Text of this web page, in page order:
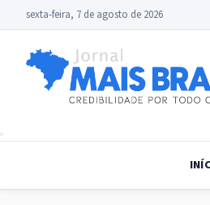
sexta-feira, 7 de agosto de 2026